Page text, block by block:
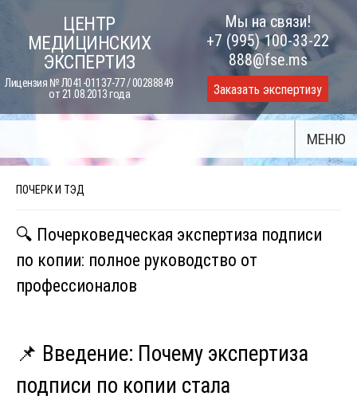
content
ЦЕНТР
МЕДИЦИНСКИХ
ЭКСПЕРТИЗ
Лицензия № Л041-01137-77 / 00288849
от 21.08.2013 года
Мы на связи!
+7 (995) 100-33-22
888@fse.ms
Заказать экспертизу
МЕНЮ
ПОЧЕРК И ТЭД
🔍 Почерковедческая экспертиза подписи
по копии: полное руководство от
профессионалов
📌 Введение: Почему экспертиза
подписи по копии стала